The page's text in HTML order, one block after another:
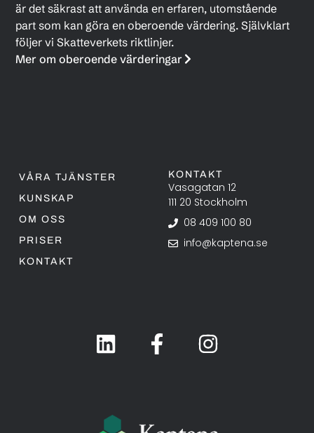
är det säkrast att använda en erfaren, utomstående
part som kan göra en oberoende värdering. Självklart
följer vi Skatteverkets riktlinjer.
Mer om oberoende värderingar
VÅRA TJÄNSTER
KUNSKAP
OM OSS
PRISER
KONTAKT
KONTAKT
Vasagatan 12
111 20 Stockholm
08 409 100 80
info@kaptena.se